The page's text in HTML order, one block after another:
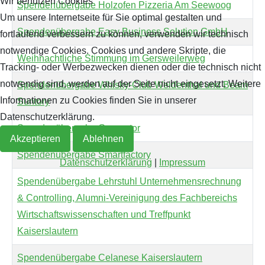
Spendenübergabe Holzofen Pizzeria Am Seewoog
Spendenübergabe Easy Business Solution GmbH
Weihnachtliche Stimmung im Gersweilerweg
Spendenübergabe Whisky-Club Weidenthal und Beam
Suntory
Spendenübergabe Generator
Spendenübergabe Smartfactory
Spendenübergabe Lehrstuhl Unternehmensrechnung
& Controlling, Alumni-Vereinigung des Fachbereichs
Wirtschaftswissenschaften und Treffpunkt
Kaiserslautern
Spendenübergabe Celanese Kaiserslautern
Um unsere Internetseite für Sie optimal gestalten und
fortlaufend verbessern zu können, verwenden wir technisch
notwendige Cookies. Cookies und andere Skripte, die
Tracking- oder Werbezwecken dienen oder die technisch nicht
notwendig sind, werden auf der Seite nicht eingesetzt. Weitere
Informationen zu Cookies finden Sie in unserer
Datenschutzerklärung.
Akzeptieren Ablehnen
Datenschutzerklärung Impressum
Archiv 2019
Archiv 2018
Archiv 2017
Archiv 2016
Archiv 2014